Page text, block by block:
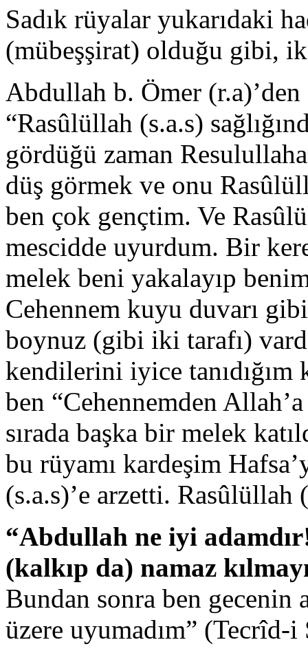
Sadık rüyalar yukarıdaki
(mübeşşirat) olduğu gibi,
Abdullah b. Ömer
“Rasûlüllah (s.a.s)
gördüğü zaman
düş görmek ve onu
ben çok gençtim. Ve
mescidde uyurdum. Bir
melek beni yakalayıp
Cehennem kuyu duvarı
boynuz (gibi iki tarafı)
kendilerini iyice
ben “Cehennemden Allah’a
sırada başka bir melek
bu rüyamı kardeşim
(s.a.s)’e arzetti. Rasûlüllah
“Abdullah ne iyi
(kalkıp da) namaz
Bundan sonra ben gecenin
üzere uyumadım” (Tecrîd-